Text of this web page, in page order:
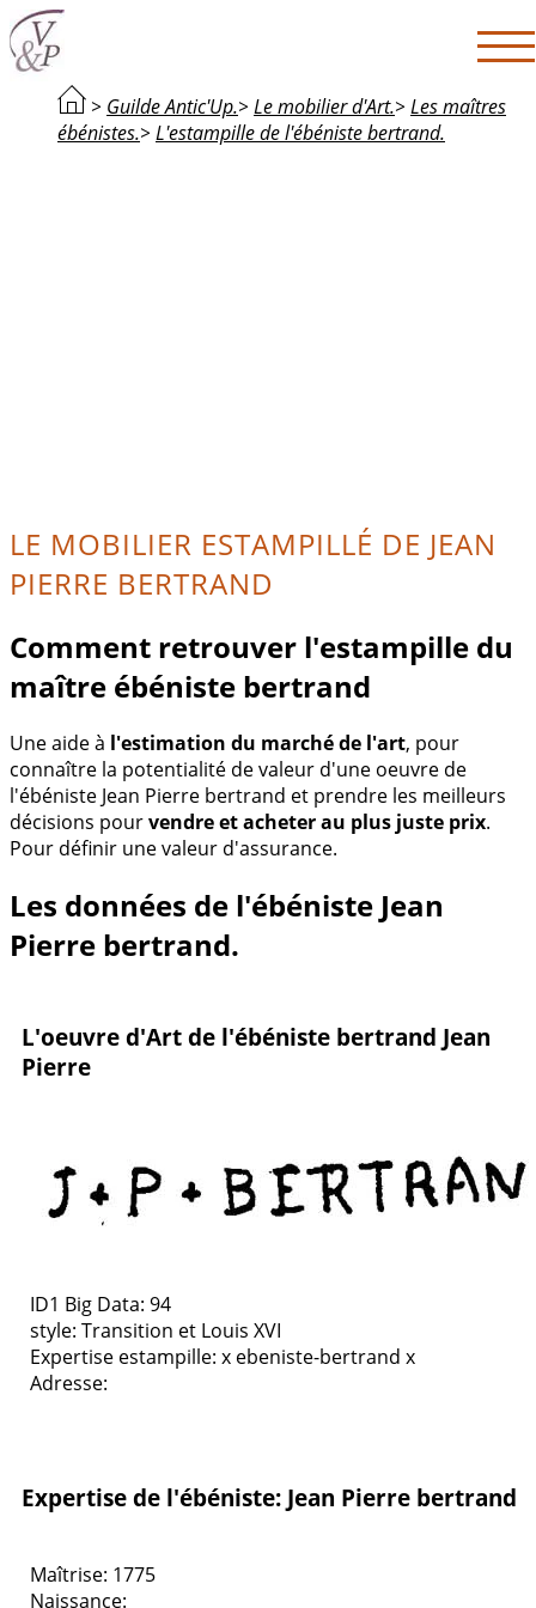
> Guilde Antic'Up.> Le mobilier d'Art.> Les maîtres
ébénistes.> L'estampille de l'ébéniste bertrand.
LE MOBILIER ESTAMPILLÉ DE JEAN
PIERRE BERTRAND
Comment retrouver l'estampille du
maître ébéniste bertrand
Une aide à l'estimation du marché de l'art, pour
connaître la potentialité de valeur d'une oeuvre de
l'ébéniste Jean Pierre bertrand et prendre les meilleurs
décisions pourvendre et acheter au plus juste prix.
Pour définir une valeur d'assurance.
Les données de l'ébéniste Jean
Pierre bertrand.
L'oeuvre d'Art de l'ébéniste bertrand Jean
Pierre
ID1 Big Data: 94
style: Transition et Louis XVI
Expertise estampille: x ebeniste-bertrand x
Adresse:
Expertise de l'ébéniste: Jean Pierre bertrand
Maîtrise: 1775
Naissance: